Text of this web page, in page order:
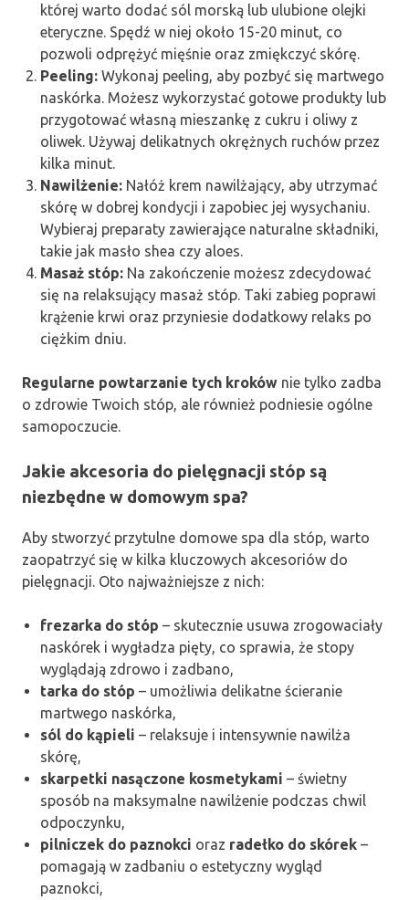
której warto dodać sól morską lub ulubione olejki
eteryczne. Spędź w niej około 15-20 minut, co
pozwoli odprężyć mięśnie oraz zmiękczyć skórę.
Peeling: Wykonaj peeling, aby pozbyć się martwego
naskórka. Możesz wykorzystać gotowe produkty lub
przygotować własną mieszankę z cukru i oliwy z
oliwek. Używaj delikatnych okrężnych ruchów przez
kilka minut.
Nawilżenie: Nałóż krem nawilżający, aby utrzymać
skórę w dobrej kondycji i zapobiec jej wysychaniu.
Wybieraj preparaty zawierające naturalne składniki,
takie jak masło shea czy aloes.
Masaż stóp: Na zakończenie możesz zdecydować
się na relaksujący masaż stóp. Taki zabieg poprawi
krążenie krwi oraz przyniesie dodatkowy relaks po
ciężkim dniu.
Regularne powtarzanie tych kroków nie tylko zadba
o zdrowie Twoich stóp, ale również podniesie ogólne
samopoczucie.
Jakie akcesoria do pielęgnacji stóp są
niezbędne w domowym spa?
Aby stworzyć przytulne domowe spa dla stóp, warto
zaopatrzyć się w kilka kluczowych akcesoriów do
pielęgnacji. Oto najważniejsze z nich:
frezarka do stóp – skutecznie usuwa zrogowaciały
naskórek i wygładza pięty, co sprawia, że stopy
wyglądają zdrowo i zadbano,
tarka do stóp – umożliwia delikatne ścieranie
martwego naskórka,
sól do kąpieli – relaksuje i intensywnie nawilża
skórę,
skarpetki nasączone kosmetykami – świetny
sposób na maksymalne nawilżenie podczas chwil
odpoczynku,
pilniczek do paznokci oraz radełko do skórek –
pomagają w zadbaniu o estetyczny wygląd
paznokci,